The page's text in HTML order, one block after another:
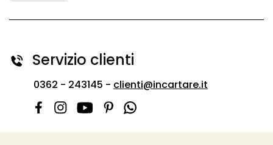
Servizio clienti
0362 - 243145 - clienti@incartare.it